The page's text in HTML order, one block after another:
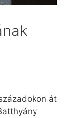
át